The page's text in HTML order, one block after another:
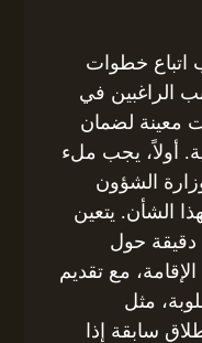
اتباع خطوات
الراغبين في
معينة لضمان
أولاً، يجب ملء
الشؤون
الشأن. يتعين
دقيقة حول
مع تقديم
مثل
سابقة إذا